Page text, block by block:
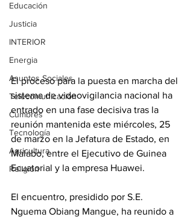
Educación
Justicia
INTERIOR
Energia
Asuntos Sociales
Telecomunicación
Cumbres
Tecnología
Agricultura
Religión
El proceso para la puesta en marcha del
sistema de videovigilancia nacional ha
entrado en una fase decisiva tras la
reunión mantenida este miércoles, 25
de marzo en la Jefatura de Estado, en
Malabo, entre el Ejecutivo de Guinea
Ecuatorial y la empresa Huawei.
El encuentro, presidido por S.E.
Nguema Obiang Mangue, ha reunido a